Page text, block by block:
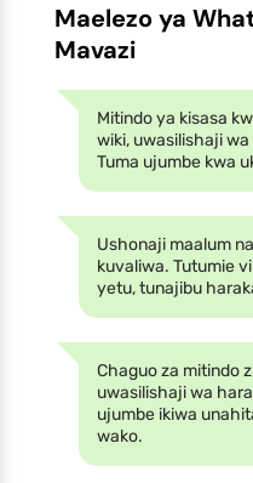
Maelezo ya
Mavazi
Mitindo ya kisasa
wiki, uwasilishaji
Tuma ujumbe kwa
Ushonaji maalum
kuvaliwa. Tutumie
yetu, tunajibu
Chaguo za mitindo
uwasilishaji wa
ujumbe ikiwa
wako.